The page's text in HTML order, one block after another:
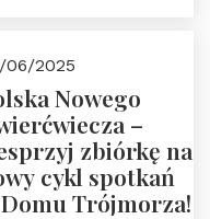
06/2025
Nowego
–
zbiórkę na
cykl spotkań
Trójmorza!